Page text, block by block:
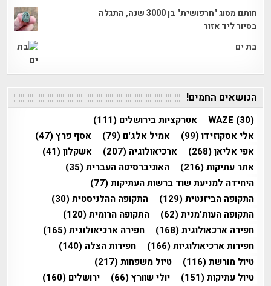
חותם מסוג "חרפושית" בן 3000 שנה, התגלה
בסיור ליד אזור
בת ים
הנושאים החמים!
WAZE (30) אטרקציות בירושלים (111)
אלי אסקוזידו(99) אמיל אלג'ם (79) אסף פרץ(47)
אפי אליאן(268) ארכיאולוגיה (207) אשקלון(41)
אתר עתיקות(216) האוניברסיטה העברית(35)
היחידה למניעת שוד ברשות העתיקות(77)
התקופה הביזנטית(129) התקופה ההלניסטית(30)
התקופה העות'מנית(62) התקופה הרומית(120)
חפירה ארכאולוגית(168) חפירה ארכיאולוגית(165)
חפירות ארכיאולוגיות(166) חפירות הצלה (140)
טיול מורשת(116) טיול משפחות(217)
טיול עתיקות(151) יולי שוורץ(66) ירושלים (160)